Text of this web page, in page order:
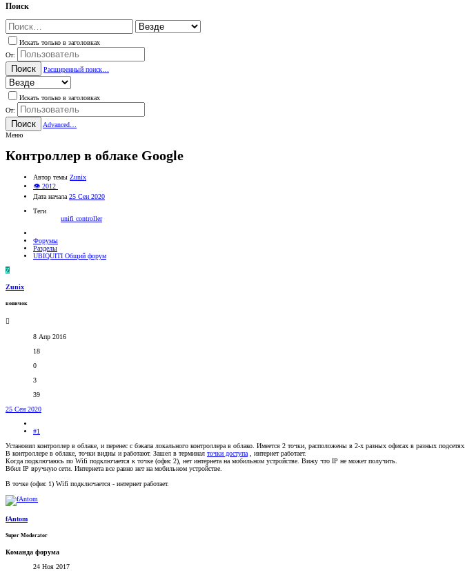
Поиск
Искать только в заголовках
От:
Поиск Расширенный поиск…
Искать только в заголовках
От:
Поиск
Advanced…
Меню
Контроллер в облаке Google
Автор темы Zunix
👁 2012
Дата начала 25 Сен 2020
Теги
unifi controller
Форумы
Разделы
UBIQUITI Общий форум
Z
Zunix
новичок
8 Апр 2016
18
0
3
39
25 Сен 2020
#1
Установил контроллер в облаке, и перенес с бэкапа локального контроллера в облако. Имеется 2 точки, расположены в 2-х разных офисах в разных подсетях.
В контроллере в облаке, точки видны и работают. Зашел в терминал точки доступа
, интернет работает.
Когда подключаюсь по Wifi подключается к точке (офис 2), нет интернета на мобильном устройстве. Вижу что IP не может получить.
Вбил IP вручную сети. Интернета все равно нет на мобильном устройстве.
В точке (офис 1) Wifi подключается - интернет работает.
fAntom
Super Moderator
Команда форума
24 Ноя 2017